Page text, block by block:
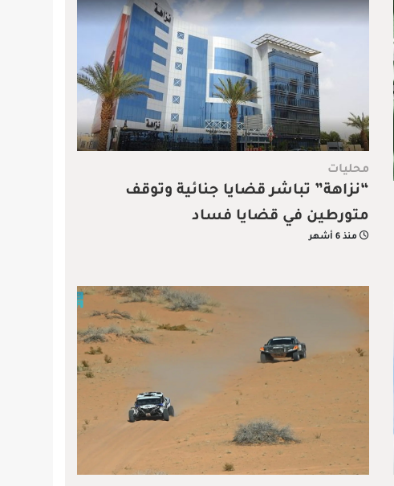
محليات
“نزاهة” تباشر قضايا جنائية وتوقف
متورطين في قضايا فساد
منذ 6 أشهر